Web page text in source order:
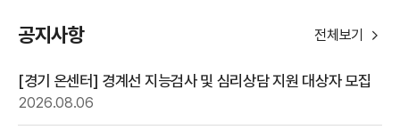
공지사항 공지사항
전체보기
[경기 온센터] 경계선 지능검사 및 심리상담 지원 대상자 모집
2026.08.06